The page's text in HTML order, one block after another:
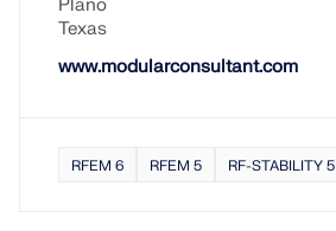
Plano
Texas
www.modularconsultant.com
RFEM 6 RFEM 5 RF-STABILITY 5